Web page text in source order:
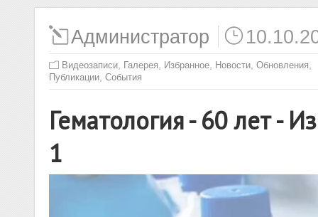
Администратор
Видеозаписи Галерея Избранное Новости Обновления
Публикации События
Гематология - 60 лет -
1